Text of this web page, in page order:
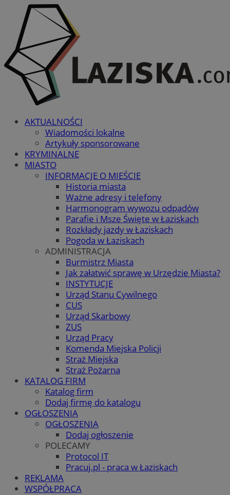
AKTUALNOŚCI
Wiadomości lokalne
Artykuły sponsorowane
KRYMINALNE
MIASTO
INFORMACJE O MIEŚCIE
Historia miasta
Ważne adresy i telefony
Harmonogram wywozu odpadów
Parafie i Msze Święte w Łaziskach
Rozkłady jazdy w Łaziskach
Pogoda w Łaziskach
ADMINISTRACJA
Burmistrz Miasta
Jak załatwić sprawę w Urzędzie Miasta?
INSTYTUCJE
Urząd Stanu Cywilnego
CUS
Urząd Skarbowy
ZUS
Urząd Pracy
Komenda Miejska Policji
Straż Miejska
Straż Pożarna
KATALOG FIRM
Katalog firm
Dodaj firmę do katalogu
OGŁOSZENIA
OGŁOSZENIA
Dodaj ogłoszenie
POLECAMY
Protocol IT
Pracuj.pl - praca w Łaziskach
REKLAMA
WSPÓŁPRACA